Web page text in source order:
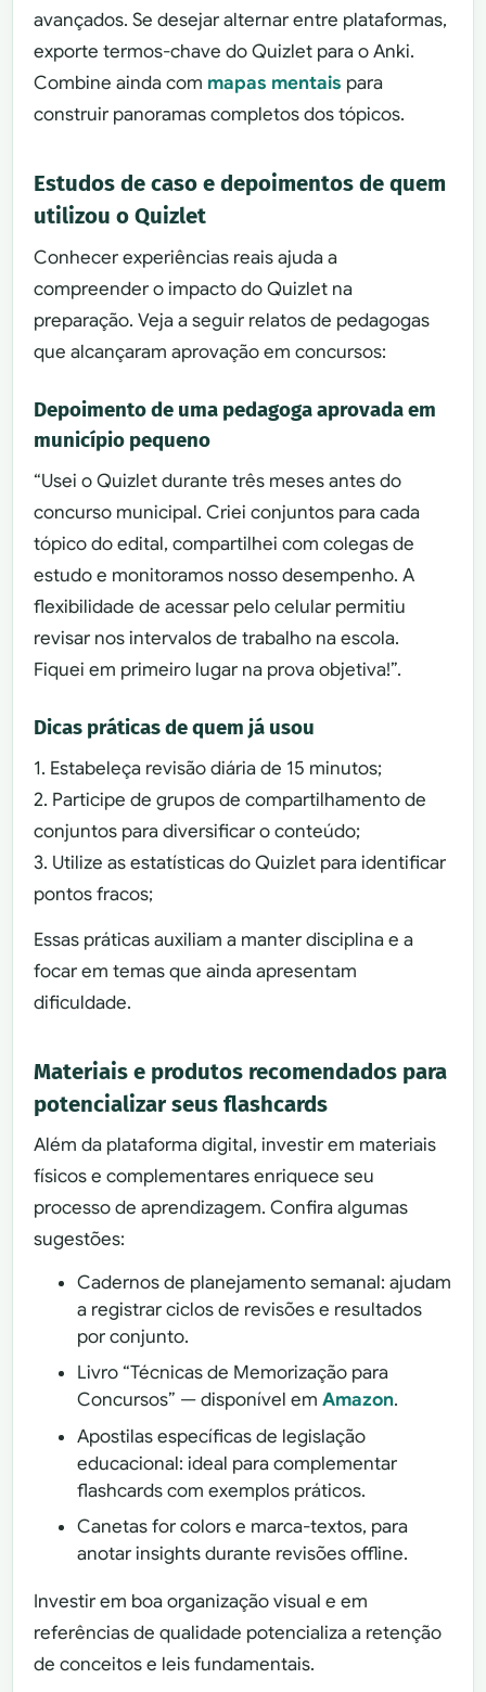
avançados. Se desejar alternar entre plataformas,
exporte termos-chave do Quizlet para o Anki.
Combine ainda com mapas mentais para
construir panoramas completos dos tópicos.
Estudos de caso e depoimentos de quem
utilizou o Quizlet
Conhecer experiências reais ajuda a
compreender o impacto do Quizlet na
preparação. Veja a seguir relatos de pedagogas
que alcançaram aprovação em concursos:
Depoimento de uma pedagoga aprovada em
município pequeno
“Usei o Quizlet durante três meses antes do
concurso municipal. Criei conjuntos para cada
tópico do edital, compartilhei com colegas de
estudo e monitoramos nosso desempenho. A
flexibilidade de acessar pelo celular permitiu
revisar nos intervalos de trabalho na escola.
Fiquei em primeiro lugar na prova objetiva!”.
Dicas práticas de quem já usou
1. Estabeleça revisão diária de 15 minutos;
2. Participe de grupos de compartilhamento de
conjuntos para diversificar o conteúdo;
3. Utilize as estatísticas do Quizlet para identificar
pontos fracos;
Essas práticas auxiliam a manter disciplina e a
focar em temas que ainda apresentam
dificuldade.
Materiais e produtos recomendados para
potencializar seus flashcards
Além da plataforma digital, investir em materiais
físicos e complementares enriquece seu
processo de aprendizagem. Confira algumas
sugestões:
Cadernos de planejamento semanal: ajudam
a registrar ciclos de revisões e resultados
por conjunto.
Livro “Técnicas de Memorização para
Concursos” — disponível emAmazon.
Apostilas específicas de legislação
educacional: ideal para complementar
flashcards com exemplos práticos.
Canetas for colors e marca-textos, para
anotar insights durante revisões offline.
Investir em boa organização visual e em
referências de qualidade potencializa a retenção
de conceitos e leis fundamentais.